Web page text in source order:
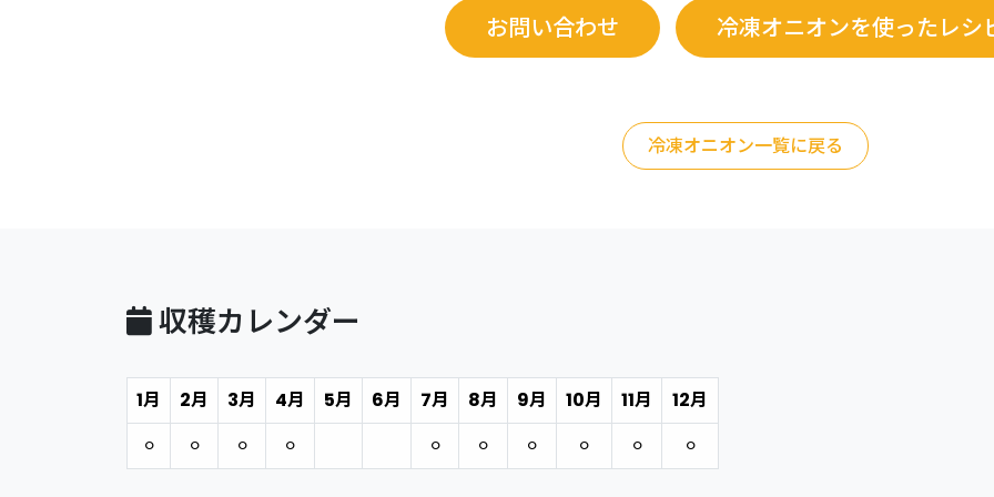
お問い合わせ 冷凍オニオンを使ったレシ
冷凍オニオン一覧に戻る
収穫カレンダー
1月 2月 3月 4月 5月 6月 7月 8月 9月 10月 11月
12月
⚪︎
⚪︎ ⚪︎ ⚪︎ ⚪︎ ⚪︎ ⚪︎ ⚪︎ ⚪︎ ⚪︎